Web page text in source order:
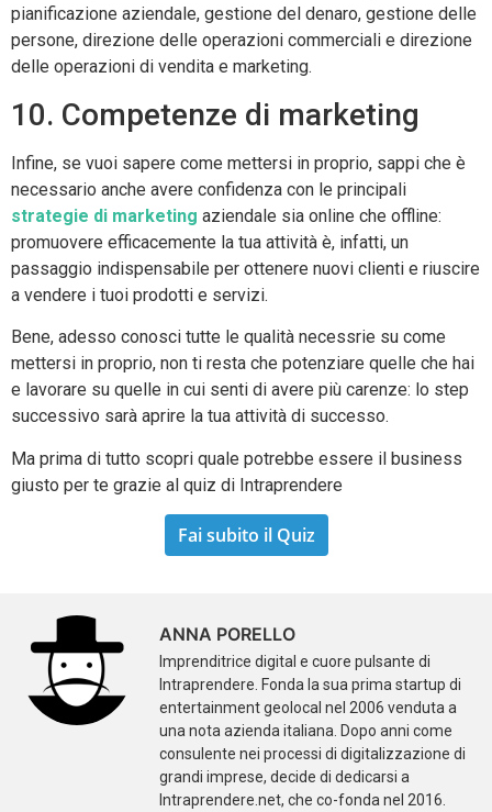
pianificazione aziendale, gestione del denaro, gestione delle
persone, direzione delle operazioni commerciali e direzione
delle operazioni di vendita e marketing.
10. Competenze di marketing
Infine, se vuoi sapere come mettersi in proprio, sappi che è
necessario anche avere confidenza con le principali
strategie di marketing aziendale sia online che offline:
promuovere efficacemente la tua attività è, infatti, un
passaggio indispensabile per ottenere nuovi clienti e riuscire
a vendere i tuoi prodotti e servizi.
Bene, adesso conosci tutte le qualità necessrie su come
mettersi in proprio, non ti resta che potenziare quelle che hai
e lavorare su quelle in cui senti di avere più carenze: lo step
successivo sarà aprire la tua attività di successo.
Ma prima di tutto scopri quale potrebbe essere il business
giusto per te grazie al quiz di Intraprendere
Fai subito il Quiz
ANNA PORELLO
Imprenditrice digital e cuore pulsante di
Intraprendere. Fonda la sua prima startup di
entertainment geolocal nel 2006 venduta a
una nota azienda italiana. Dopo anni come
consulente nei processi di digitalizzazione di
grandi imprese, decide di dedicarsi a
Intraprendere.net, che co-fonda nel 2016.